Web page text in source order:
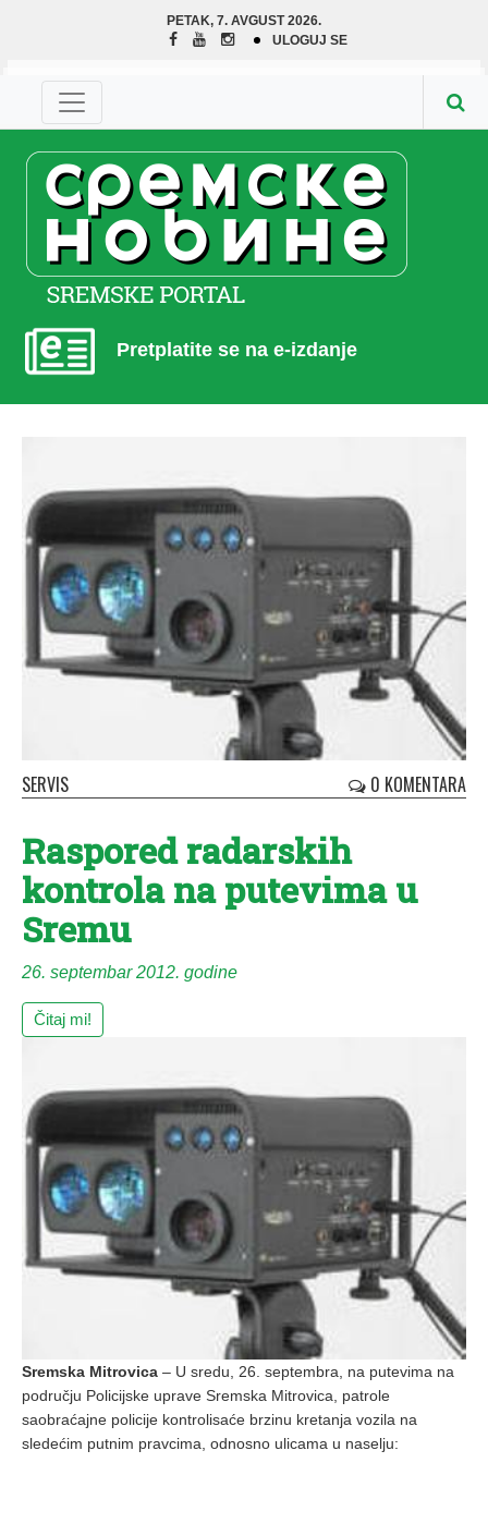
PETAK, 7. AVGUST 2026.
ULOGUJ SE
Pretplatite se na e-izdanje
SERVIS 0 KOMENTARA
Raspored radarskih
kontrola na putevima u
Sremu
26. septembar 2012. godine
Čitaj mi!
Sremska Mitrovica – U sredu, 26. septembra, na putevima na
području Policijske uprave Sremska Mitrovica, patrole
saobraćajne policije kontrolisaće brzinu kretanja vozila na
sledećim putnim pravcima, odnosno ulicama u naselju: